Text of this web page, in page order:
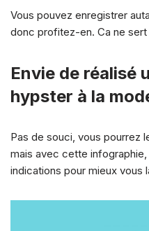
Vous pouvez enregistrer
donc profitez-en. Ca ne
Envie de réalisé
hypster à la
Pas de souci, vous pourrez
mais avec cette
indications pour mieux vous